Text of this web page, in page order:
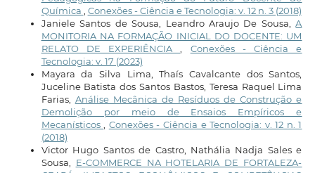
Química
Conexões - Ciência e Tecnologia: v. 12 n. 3 (2018)
Janiele Santos de Sousa, Leandro Araujo De Sousa,A
MONITORIA NA FORMAÇÃO INICIAL DO DOCENTE: UM
RELATO DE EXPERIÊNCIA
Conexões - Ciência e
Tecnologia: v. 17 (2023)
Mayara da Silva Lima, Thaís Cavalcante dos Santos,
Juceline Batista dos Santos Bastos, Teresa Raquel Lima
Farias, Análise Mecânica de Resíduos de Construção e
Demolição por meio de Ensaios Empíricos e
Mecanísticos
Conexões - Ciência e Tecnologia: v. 12 n. 1
(2018)
Victor Hugo Santos de Castro, Nathália Nadja Sales e
Sousa, E-COMMERCE NA HOTELARIA DE FORTALEZA-